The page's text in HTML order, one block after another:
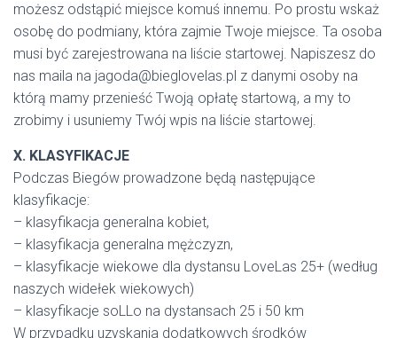
możesz odstąpić miejsce komuś innemu. Po prostu wskaż
osobę do podmiany, która zajmie Twoje miejsce. Ta osoba
musi być zarejestrowana na liście startowej. Napiszesz do
nas maila na jagoda@bieglovelas.pl z danymi osoby na
którą mamy przenieść Twoją opłatę startową, a my to
zrobimy i usuniemy Twój wpis na liście startowej.
X. KLASYFIKACJE
Podczas Biegów prowadzone będą następujące
klasyfikacje:
– klasyfikacja generalna kobiet,
– klasyfikacja generalna mężczyzn,
– klasyfikacje wiekowe dla dystansu LoveLas 25+ (według
naszych widełek wiekowych)
– klasyfikacje soLLo na dystansach 25 i 50 km
W przypadku uzyskania dodatkowych środków